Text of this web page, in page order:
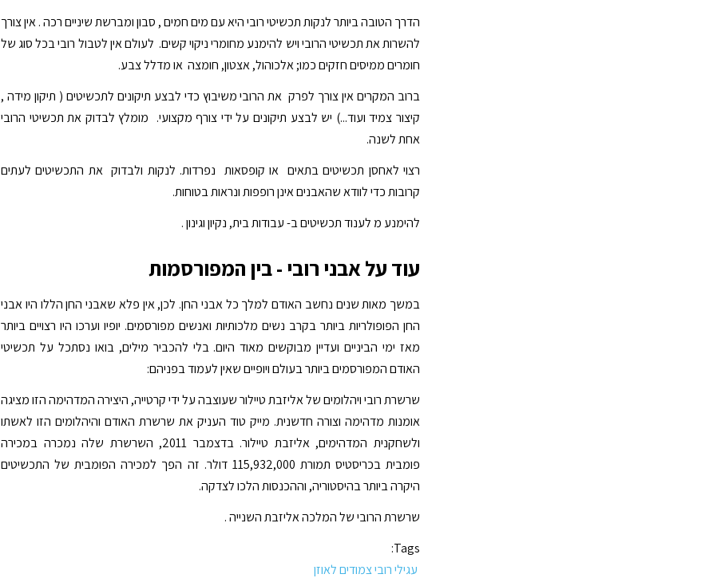
הדרך הטובה ביותר לנקות תכשיטי רובי היא עם מים חמים , סבון ומברשת שיניים רכה . אין צורך
להשרות את תכשיטי הרובי ויש להימנע מחומרי ניקוי קשים. לעולם אין לטבול רובי בכל סוג של
חומרים ממיסים חזקים כמו; אלכוהול, אצטון, חומצה או מדלל צבע.
ברוב המקרים אין צורך לפרק את הרובי משיבוץ כדי לבצע תיקונים לתכשיטים ( תיקון מידה ,
קיצור צמיד ועוד...) יש לבצע תיקונים על ידי צורף מקצועי. מומלץ לבדוק את תכשיטי הרובי
אחת לשנה.
רצוי לאחסן תכשיטים בתאים או קופסאות נפרדות. לנקות ולבדוק את התכשיטים לעתים
קרובות כדי לוודא שהאבנים אינן רופפות ונראות בטוחות.
להימנע מ לענוד תכשיטים ב- עבודות בית, נקיון וגינון .
עוד על אבני רובי - בין המפורסמות
במשך מאות שנים נחשב האודם למלך כל אבני החן. לכן, אין פלא שאבני החן הללו היו אבני
החן הפופולריות ביותר בקרב נשים מלכותיות ואנשים מפורסמים. יופיו וערכו היו רצויים ביותר
מאז ימי הביניים ועדיין מבוקשים מאוד היום. בלי להכביר מילים, בואו נסתכל על תכשיטי
האודם המפורסמים ביותר בעולם ויופיים שאין לעמוד בפניהם:
שרשרת רובי ויהלומים של אליזבת טיילור שעוצבה על ידי קרטייה, היצירה המדהימה הזו מציגה
אומנות מדהימה וצורה חדשנית. מייק טוד העניק את שרשרת האודם והיהלומים הזו לאשתו
ולשחקנית המדהימים, אליזבת טיילור. בדצמבר 2011, השרשרת שלה נמכרה במכירה
פומבית בכריסטיס תמורת 115,932,000 דולר. זה הפך למכירה הפומבית של התכשיטים
היקרה ביותר בהיסטוריה, וההכנסות הלכו לצדקה.
שרשרת הרובי של המלכה אליזבת השנייה .
Tags:
עגילי רובי צמודים לאוזן